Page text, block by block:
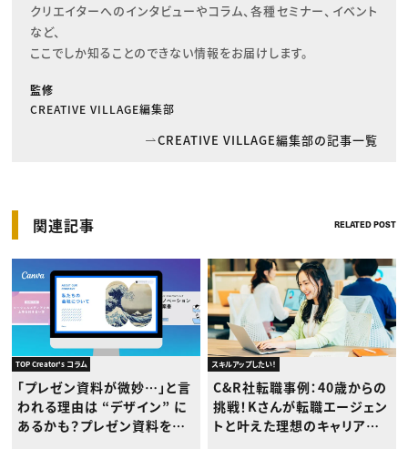
クリエイターへのインタビューやコラム、各種セミナー、イベント
など、
ここでしか知ることのできない情報をお届けします。
監修
CREATIVE VILLAGE編集部
CREATIVE VILLAGE編集部の記事一覧
関連記事 RELATED POST
TOP Creator's コラム
「プレゼン資料が微妙…」と言
われる理由は “デザイン” に
あるかも？プレゼン資料を劇
スキルアップしたい！
C&R社転職事例：40歳からの
挑戦！Kさんが転職エージェン
トと叶えた理想のキャリアア